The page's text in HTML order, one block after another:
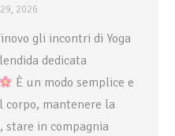
2026
gli incontri di Yoga
dedicata
È un modo semplice e
corpo, mantenere la
in compagnia